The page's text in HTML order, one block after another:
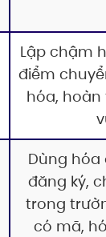
Lập chậm
điểm
hóa,
Dùng hóa
đăng ký,
trong
có mã,